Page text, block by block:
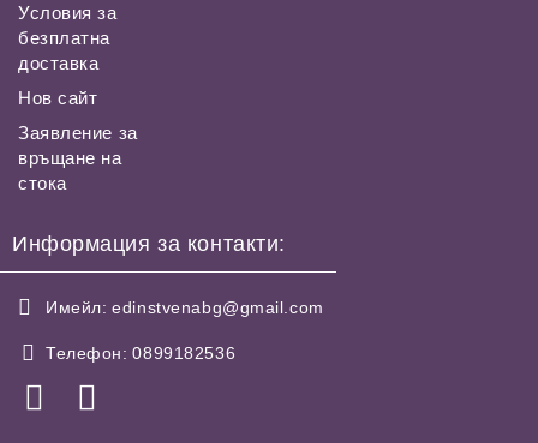
Условия за
безплатна
доставка
Нов сайт
Заявление за
връщане на
стока
Информация за контакти:
Имейл: edinstvenabg@gmail.com
Телефон: 0899182536